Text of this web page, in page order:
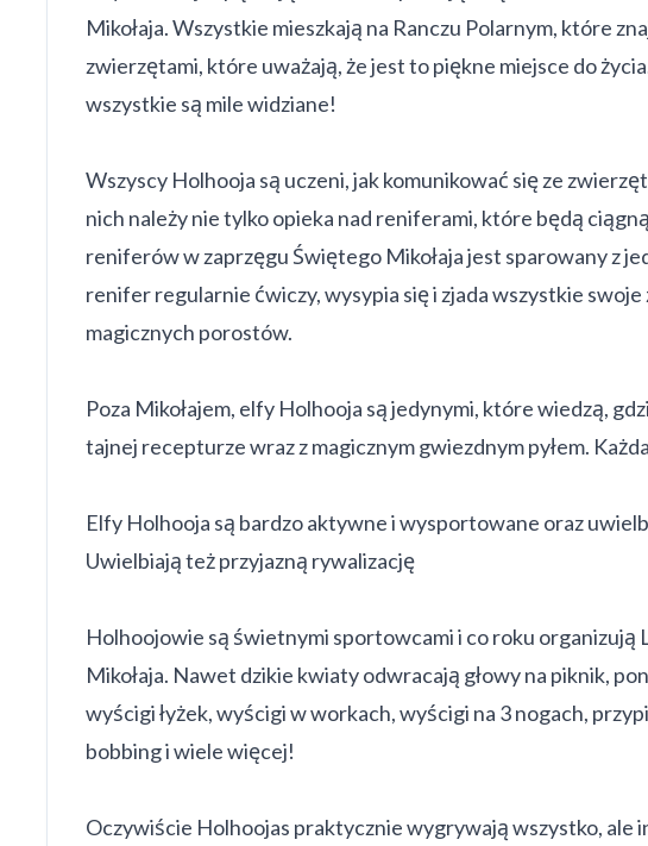
Mikołaja. Wszystkie mieszkają na Ranczu Polarnym, które
zwierzętami, które uważają, że jest to piękne miejsce do
wszystkie są mile widziane!
Wszyscy Holhooja są uczeni, jak komunikować się ze
nich należy nie tylko opieka nad reniferami, które będą
reniferów w zaprzęgu Świętego Mikołaja jest sparowany z
renifer regularnie ćwiczy, wysypia się i zjada wszystkie
magicznych porostów.
Poza Mikołajem, elfy Holhooja są jedynymi, które wiedzą,
tajnej recepturze wraz z magicznym gwiezdnym pyłem.
Elfy Holhooja są bardzo aktywne i wysportowane oraz
Uwielbiają też przyjazną rywalizację
Holhoojowie są świetnymi sportowcami i co roku
Mikołaja. Nawet dzikie kwiaty odwracają głowy na piknik,
wyścigi łyżek, wyścigi w workach, wyścigi na 3 nogach,
bobbing i wiele więcej!
Oczywiście Holhoojas praktycznie wygrywają wszystko, ale